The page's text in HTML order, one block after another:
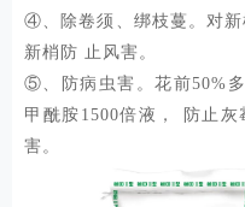
④、除卷须、绑枝蔓。对
新梢防 止风害。
⑤、防病虫害。花前50%
甲酰胺1500倍液， 防止灰霉、
害。